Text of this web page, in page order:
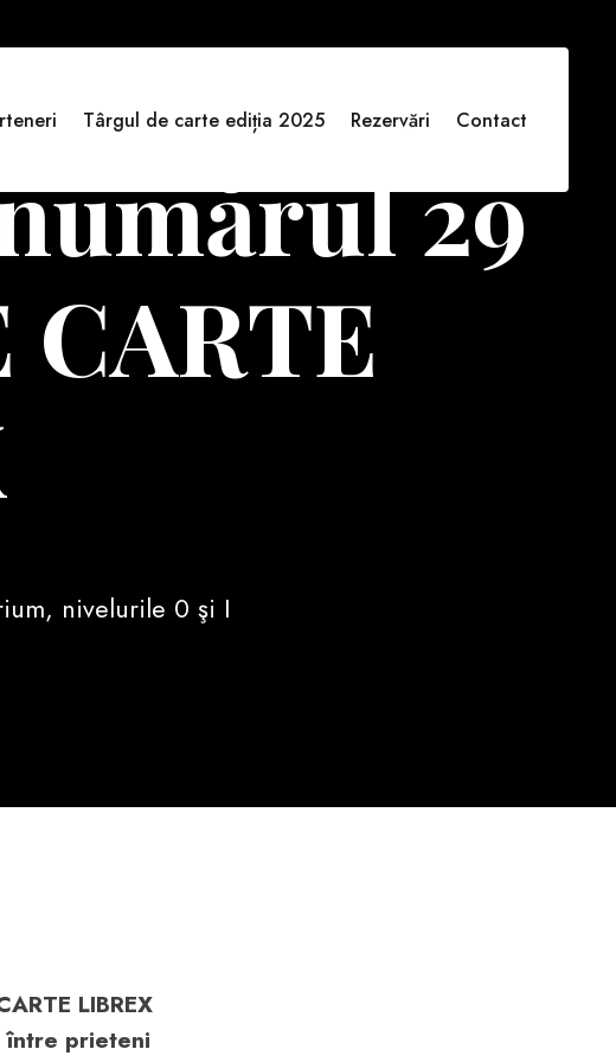
Târgul de carte ediția 2025 Rezervări Contact
29
CARTE
nivelurile 0 şi I
LIBREX
între prieteni